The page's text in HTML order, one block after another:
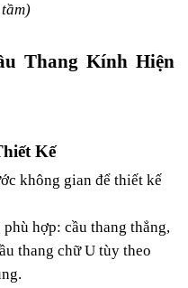
Thang Kính Hiện
Kế
không gian để thiết kế
hợp: cầu thang thẳng,
thang chữ U tùy theo